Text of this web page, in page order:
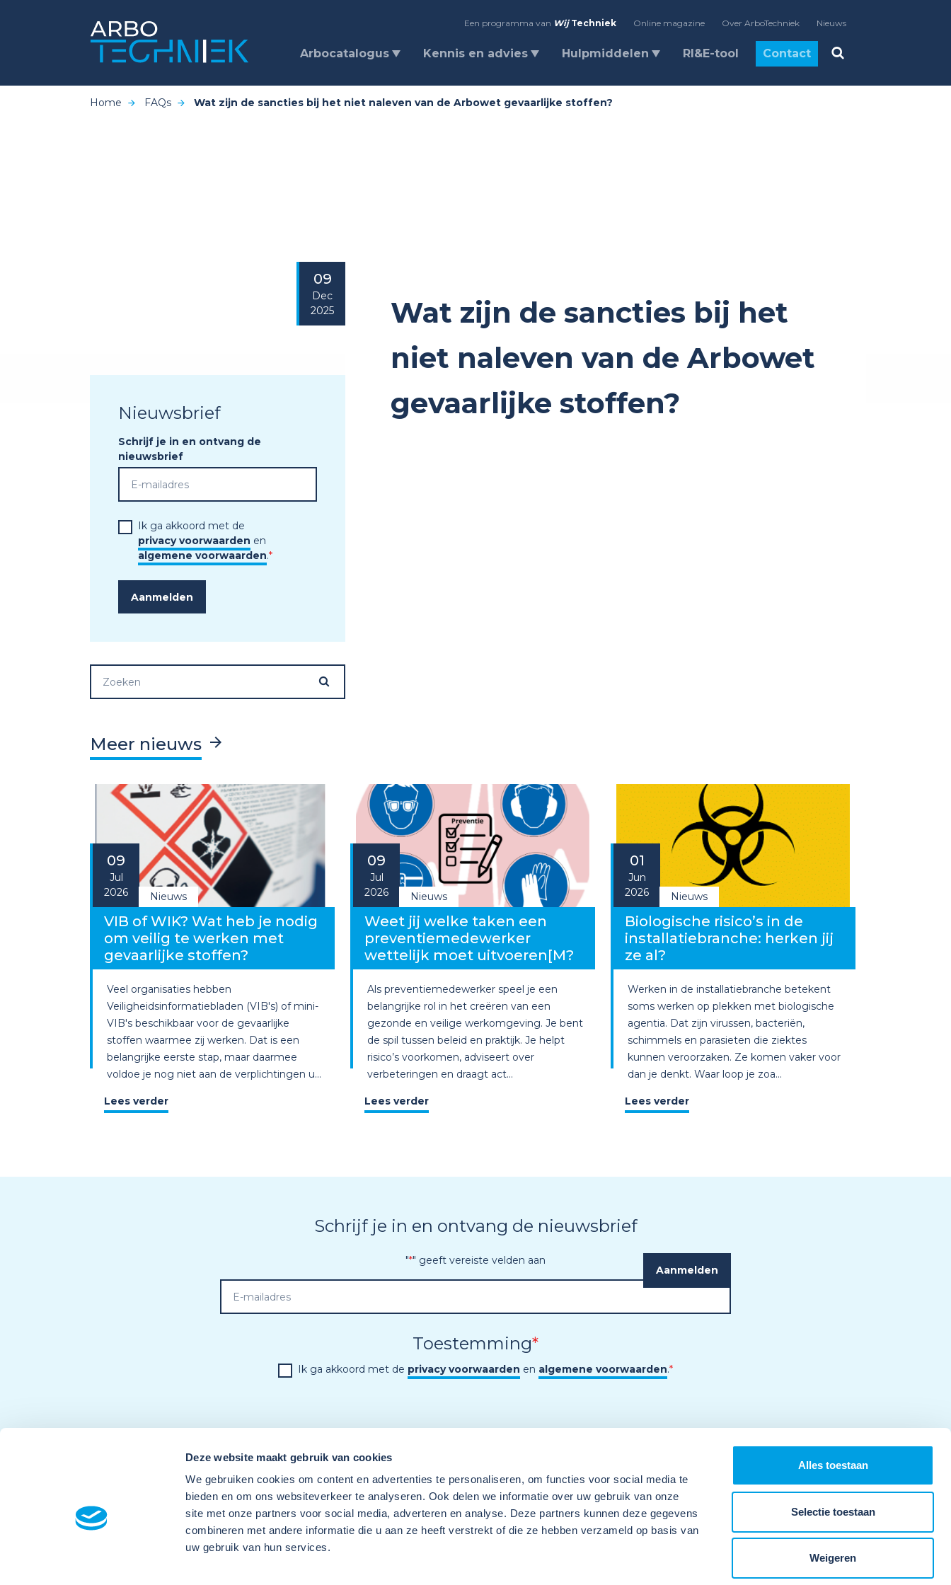
Deze website maakt gebruik van cookies
We gebruiken cookies om content en advertenties te personaliseren, om functies voor social media te
bieden en om ons websiteverkeer te analyseren. Ook delen we informatie over uw gebruik van onze
site met onze partners voor social media, adverteren en analyse. Deze partners kunnen deze gegevens
combineren met andere informatie die u aan ze heeft verstrekt of die ze hebben verzameld op basis van
uw gebruik van hun services.
Alles toestaan
Selectie toestaan
Weigeren
Een programma van Wij Techniek Online magazine Over ArboTechniek Nieuws
Arbocatalogus Kennis en advies Hulpmiddelen RI&E-tool Contact
Home FAQs Wat zijn de sancties bij het niet naleven van de Arbowet gevaarlijke stoffen?
09
Dec
2025
Wat zijn de sancties bij het
niet naleven van de Arbowet
gevaarlijke stoffen?
Nieuwsbrief
Schrijf je in en ontvang de
nieuwsbrief
Ik ga akkoord met de
privacy voorwaarden en
algemene voorwaarden.*
Meer nieuws
09
Jul
2026
Nieuws
VIB of WIK? Wat heb je nodig
om veilig te werken met
gevaarlijke stoffen?
Veel organisaties hebben
Veiligheidsinformatiebladen (VIB's) of mini-
VIB's beschikbaar voor de gevaarlijke
stoffen waarmee zij werken. Dat is een
belangrijke eerste stap, maar daarmee
voldoe je nog niet aan de verplichtingen u...
Lees verder
09
Jul
2026
Nieuws
Weet jij welke taken een
preventiemedewerker
wettelijk moet uitvoeren[M?
Als preventiemedewerker speel je een
belangrijke rol in het creëren van een
gezonde en veilige werkomgeving. Je bent
de spil tussen beleid en praktijk. Je helpt
risico’s voorkomen, adviseert over
verbeteringen en draagt act...
Lees verder
01
Jun
2026
Nieuws
Biologische risico’s in de
installatiebranche: herken jij
ze al?
Werken in de installatiebranche betekent
soms werken op plekken met biologische
agentia. Dat zijn virussen, bacteriën,
schimmels en parasieten die ziektes
kunnen veroorzaken. Ze komen vaker voor
dan je denkt. Waar loop je zoa...
Lees verder
Schrijf je in en ontvang de nieuwsbrief
"*" geeft vereiste velden aan
Toestemming*
Ik ga akkoord met de privacy voorwaarden en algemene voorwaarden.*